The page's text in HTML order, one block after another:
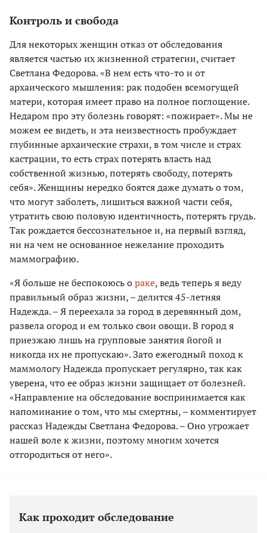
Контроль и свобода
Для некоторых женщин отказ от обследования
является частью их жизненной стратегии, считает
Светлана Федорова. «В нем есть что-то и от
архаического мышления: рак подобен всемогущей
матери, которая имеет право на полное поглощение.
Недаром про эту болезнь говорят: «пожирает». Мы не
можем ее видеть, и эта неизвестность пробуждает
глубинные архаические страхи, в том числе и страх
кастрации, то есть страх потерять власть над
собственной жизнью, потерять свободу, потерять
себя». Женщины нередко боятся даже думать о том,
что могут заболеть, лишиться важной части себя,
утратить свою половую идентичность, потерять грудь.
Так рождается бессознательное и, на первый взгляд,
ни на чем не основанное нежелание проходить
маммографию.
«Я больше не беспокоюсь ораке, ведь теперь я веду
правильный образ жизни, – делится 45-летняя
Надежда. – Я переехала за город в деревянный дом,
развела огород и ем только свои овощи. В город я
приезжаю лишь на групповые занятия йогой и
никогда их не пропускаю». Зато ежегодный поход к
маммологу Надежда пропускает регулярно, так как
уверена, что ее образ жизни защищает от болезней.
«Направление на обследование воспринимается как
напоминание о том, что мы смертны, – комментирует
рассказ Надежды Светлана Федорова. – Оно угрожает
нашей воле к жизни, поэтому многим хочется
отгородиться от него».
Как проходит обследование